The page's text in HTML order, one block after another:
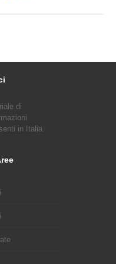
di
in Italia.